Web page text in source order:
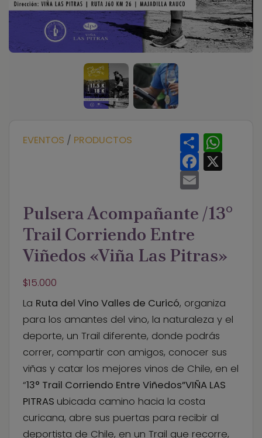
EVENTOS / PRODUCTOS S
h
a
r
e
W
h
a
t
p
F
a
c
o
k
X
E
Pulsera Acompañante /13°
Trail Corriendo Entre
Viñedos «Viña Las Pitras»
$15.000
La Ruta del Vino Valles de Curicó, organiza
para los amantes del vino, la naturaleza y el
deporte, un Trail diferente, donde podrás
correr, compartir con amigos, conocer sus
viñas y catar los mejores vinos de Chile, en el
“13° Trail Corriendo Entre Viñedos”VIÑA LAS
PITRAS ubicada camino hacia la costa
curicana, abre sus puertas para recibir al
deportista de Chile, en un Trail que recorre,